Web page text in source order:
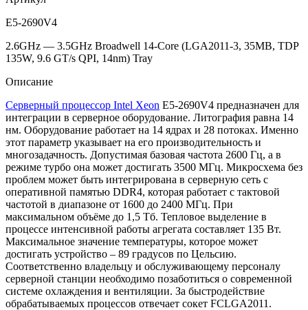
E5-2690V4
2.6GHz — 3.5GHz Broadwell 14-Core (LGA2011-3, 35MB, TDP
135W, 9.6 GT/s QPI, 14nm) Tray
Описание
Серверный процессор Intel Xeon E5-2690V4 предназначен для
интеграции в серверное оборудование. Литография равна 14
нм. Оборудование работает на 14 ядрах и 28 потоках. Именно
этот параметр указывает на его производительность и
многозадачность. Допустимая базовая частота 2600 Гц, а в
режиме турбо она может достигать 3500 МГц. Микросхема без
проблем может быть интегрирована в серверную сеть с
оперативной памятью DDR4, которая работает с тактовой
частотой в диапазоне от 1600 до 2400 МГц. При
максимальном объёме до 1,5 Тб. Тепловое выделение в
процессе интенсивной работы агрегата составляет 135 Вт.
Максимальное значение температуры, которое может
достигать устройство – 89 градусов по Цельсию.
Соответственно владельцу и обслуживающему персоналу
серверной станции необходимо позаботиться о современной
системе охлаждения и вентиляции. За быстродействие
обрабатываемых процессов отвечает сокет FCLGA2011.